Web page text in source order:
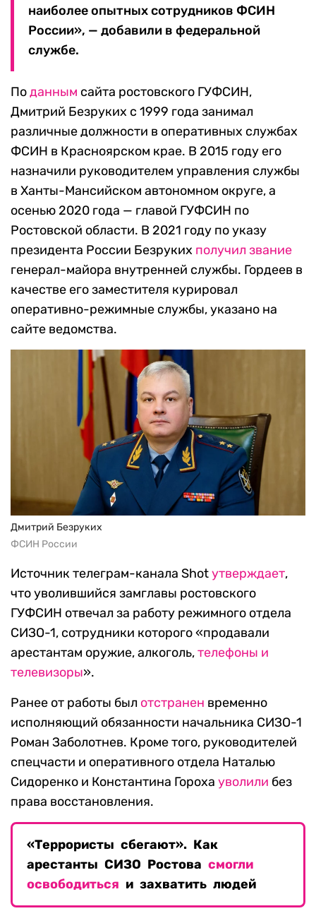
наиболее опытных сотрудников ФСИН
России», — добавили в федеральной
службе.
Поданным сайта ростовского ГУФСИН,
Дмитрий Безруких с 1999 года занимал
различные должности в оперативных службах
ФСИН в Красноярском крае. В 2015 году его
назначили руководителем управления службы
в Ханты-Мансийском автономном округе, а
осенью 2020 года — главой ГУФСИН по
Ростовской области. В 2021 году по указу
президента России Безруких получил звание
генерал-майора внутренней службы. Гордеев в
качестве его заместителя курировал
оперативно-режимные службы, указано на
сайте ведомства.
Дмитрий Безруких
ФСИН России
Источник телеграм-канала Shotутверждает,
что уволившийся замглавы ростовского
ГУФСИН отвечал за работу режимного отдела
СИЗО-1, сотрудники которого «продавали
арестантам оружие, алкоголь,телефоны и
телевизоры».
Ранее от работы был отстранен временно
исполняющий обязанности начальника СИЗО-1
Роман Заболотнев. Кроме того, руководителей
спецчасти и оперативного отдела Наталью
Сидоренко и Константина Гороха уволили без
права восстановления.
«Террористы сбегают». Как
арестанты СИЗО Ростова смогли
освободиться и захватить людей